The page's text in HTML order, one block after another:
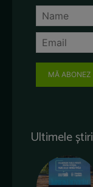
MĂ ABONEZ
Ultimele știri